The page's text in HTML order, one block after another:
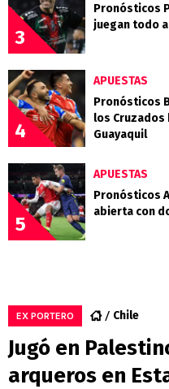
3
Pronósticos
juegan todo
4
APUESTAS
Pronósticos
los Cruzados
Guayaquil
5
APUESTAS
Pronósticos
abierta con
EX PORTERO Chile
Jugó en
arqueros en